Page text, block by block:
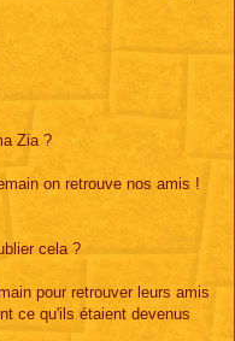
Zia ?
on retrouve nos amis !
cela ?
pour retrouver leurs amis
ce qu'ils étaient devenus